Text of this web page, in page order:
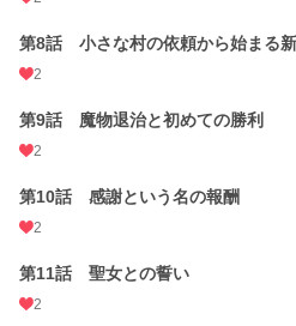
第8話 小さな村の依頼から始まる
2
第9話 魔物退治と初めての勝利
2
第10話 感謝という名の報酬
2
第11話 聖女との誓い
2